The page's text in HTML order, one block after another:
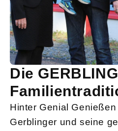
Die
Hinter Genial
Gerblinger und seine